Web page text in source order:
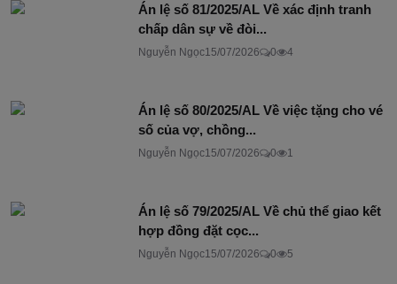
Án lệ số 81/2025/AL Về xác định tranh
chấp dân sự về đòi...
Nguyễn Ngọc15/07/2026 0 4
Án lệ số 80/2025/AL Về việc tặng cho vé
số của vợ, chồng...
Nguyễn Ngọc15/07/2026 0 1
Án lệ số 79/2025/AL Về chủ thể giao kết
hợp đồng đặt cọc...
Nguyễn Ngọc15/07/2026 0 5